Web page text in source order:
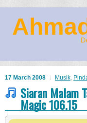
17 March 2008 Musik,
Siaran Malam
Magic 106.15